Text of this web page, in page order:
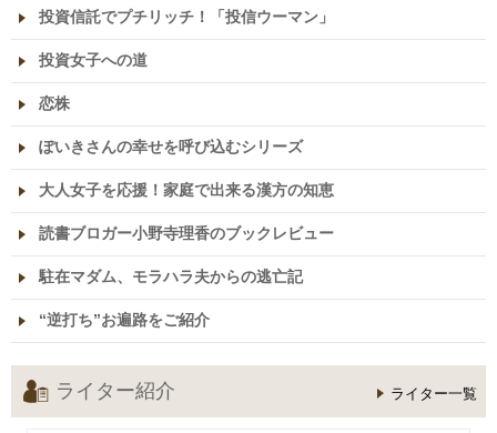
投資信託でプチリッチ！「投信ウーマン」
投資女子への道
恋株
ぽいきさんの幸せを呼び込むシリーズ
大人女子を応援！家庭で出来る漢方の知恵
読書ブロガー小野寺理香のブックレビュー
駐在マダム、モラハラ夫からの逃亡記
“逆打ち”お遍路をご紹介
ライター紹介 ライター一覧